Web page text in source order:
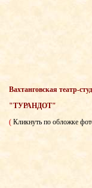
Вахтанговская театр-
"ТУРАНДОТ"
( Кликнуть по обложке